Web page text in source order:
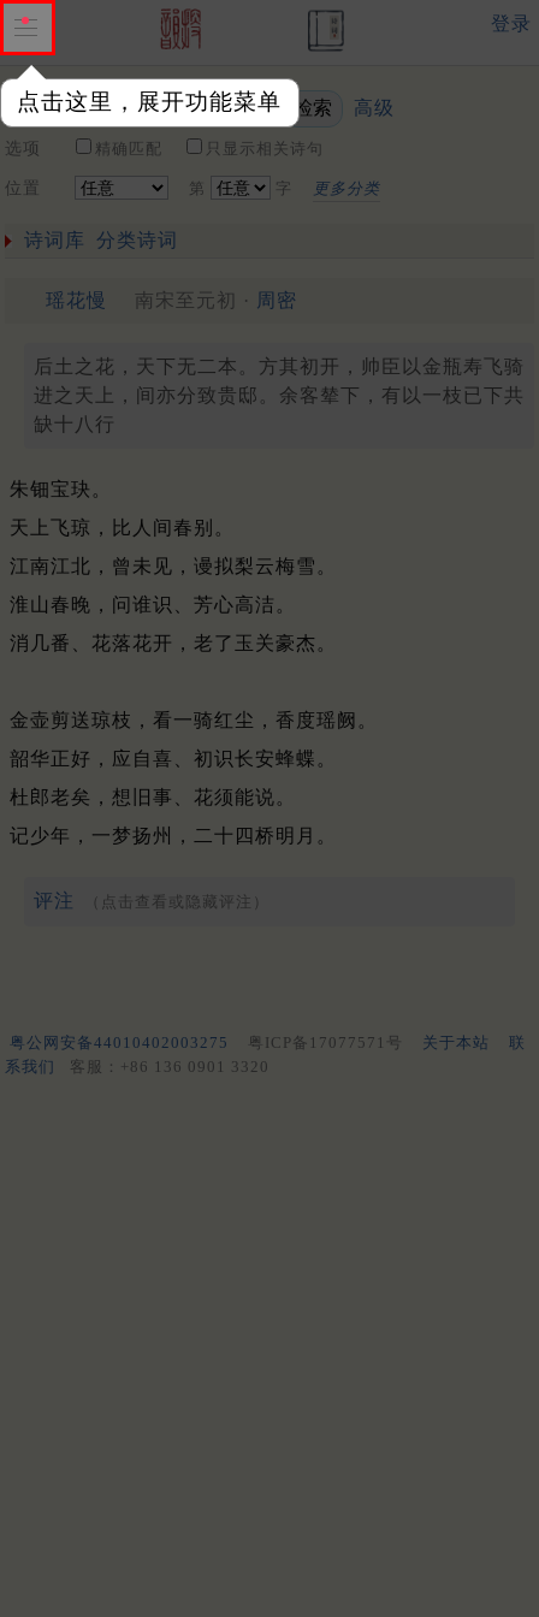
点击这里，展开功能菜单
登录
关键词 高级
选项 精确匹配 只显示相关诗句
位置 第 字 更多分类
诗词库 分类诗词
瑶花慢 南宋至元初 · 周密
后土之花，天下无二本。方其初开，帅臣以金瓶寿飞骑
进之天上，间亦分致贵邸。余客辇下，有以一枝已下共
缺十八行
朱钿宝玦。
天上飞琼，比人间春别。
江南江北，曾未见，谩拟梨云梅雪。
淮山春晚，问谁识、芳心高洁。
消几番、花落花开，老了玉关豪杰。
金壶剪送琼枝，看一骑红尘，香度瑶阙。
韶华正好，应自喜、初识长安蜂蝶。
杜郎老矣，想旧事、花须能说。
记少年，一梦扬州，二十四桥明月。
评注 （点击查看或隐藏评注）
粤公网安备44010402003275 粤ICP备17077571号 关于本站
联
系我们
客服：+86 136 0901 3320